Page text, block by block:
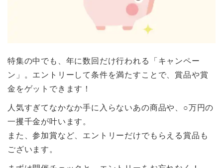
特集の中でも、年に数回だけ行われる「キャンペー
ン」。エントリーして条件を満たすことで、賞品や賞
金をゲットできます！
人気すぎてなかなか手に入らないあの商品や、○万円の
一攫千金が叶います。
また、参加賞など、エントリーだけでもらえる賞品も
ございます。